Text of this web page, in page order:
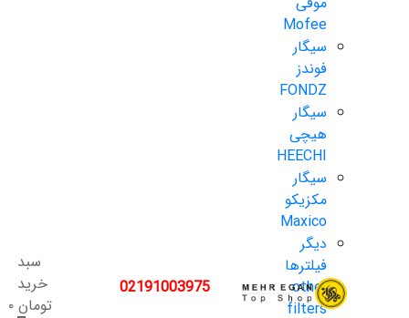
Mofee
سیگار
فوندز
FONDZ
سیگار
هیچی
HEECHI
سیگار
مکزیکو
Maxico
دیگر
فیلترها
other
filters
02191003975
سبد
خرید
تومان۰